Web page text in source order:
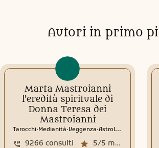
Autori in primo
Marta Mastroianni
l’eredità spirituale di
Donna Teresa dei
Mastroianni
Tarocchi.Medianità.Veggenza.Astrologia
5/5 media recensioni
9266 consulti